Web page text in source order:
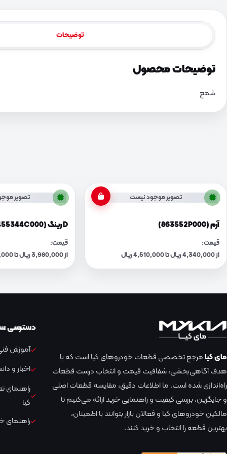
توضیحات
توضیحات محصول
شمع
تصویر موجود نیست
آرم (863552P000)
قیمت:
از 4,340,000 ریال تا 4,510,000 ریال
تصویر
D رینگ (455344C000)
قیمت:
از 3,980,000 ریال تا 4,140,000 ریال
مای کیامرجع تخصصی قطعات خودروهای کیا است که با
هدف آگاهی‌بخشی، شفافیت قیمت و انتخاب درست قطعات
راه‌اندازی شده است. ما اطلاعات دقیق، مقایسه قطعات اصلی
و جایگزین، بررسی کیفیت و راهنمایی خرید ارائه می‌کنیم تا
مالکین خودروهای کیا و فعالان بازار بتوانند با اطمینان،
بهترین قطعه را انتخاب و خرید کنند.
دسترسی
آموزش
اخبار و
راهنمای
کیا
راهنمای